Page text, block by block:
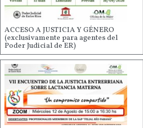
ACCESO A JUSTICIA Y GÉNERO
(exclusivamente para agentes del
Poder Judicial de ER)